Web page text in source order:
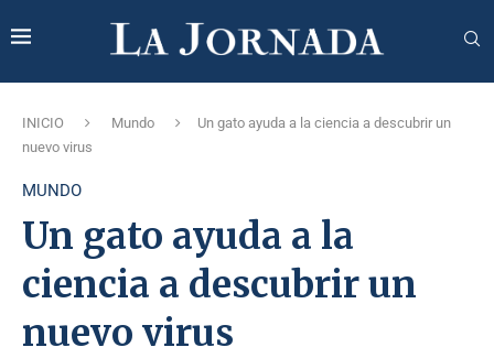
INICIO Mundo
Un gato ayuda a la ciencia a descubrir un
nuevo virus
MUNDO
Un gato ayuda a la
ciencia a descubrir un
nuevo virus